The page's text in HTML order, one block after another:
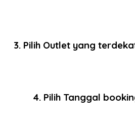
3. Pilih Outlet yang
4. Pilih Tanggal